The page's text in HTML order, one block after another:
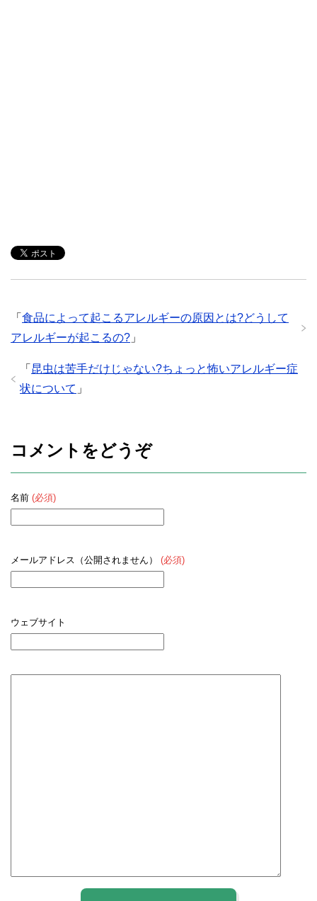
「 食品によって起こるアレルギーの原因とは?どうして
アレルギーが起こるの? 」
「 昆虫は苦手だけじゃない?ちょっと怖いアレルギー症
状について 」
コメントをどうぞ
名前 (必須)
メールアドレス（公開されません） (必須)
ウェブサイト